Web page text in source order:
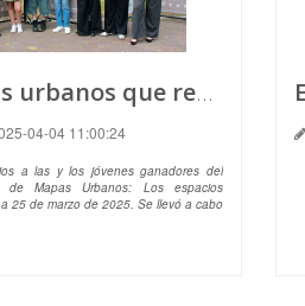
Premian mapas urbanos que rescatan espacios olvidados
04-04 11:00:24
a las y los jóvenes ganadores del
de Mapas Urbanos: Los espacios
25 de marzo de 2025. Se llevó a cabo